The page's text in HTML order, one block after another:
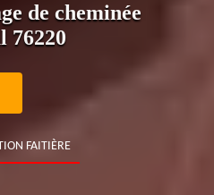
de cheminée
76220
FAITIÈRE